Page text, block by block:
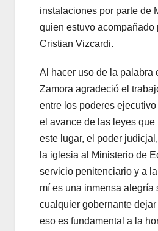
instalaciones por parte de
quien estuvo acompañado
Cristian Vizcardi.
Al hacer uso de la palabra
Zamora agradeció el
entre los poderes
el avance de las leyes que
este lugar, el poder
la iglesia al Ministerio de
servicio penitenciario y a
mí es una inmensa alegría
cualquier gobernante
eso es fundamental a la